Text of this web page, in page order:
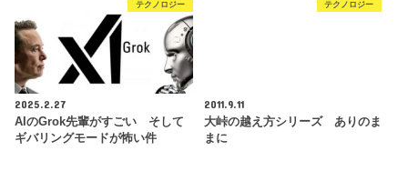
テクノロジー
2025.2.27
AIのGrok先輩がすごい そして
ギバリングモードが怖い件
テクノロジー
2011.9.11
大峠の越え方シリーズ ありのま
まに